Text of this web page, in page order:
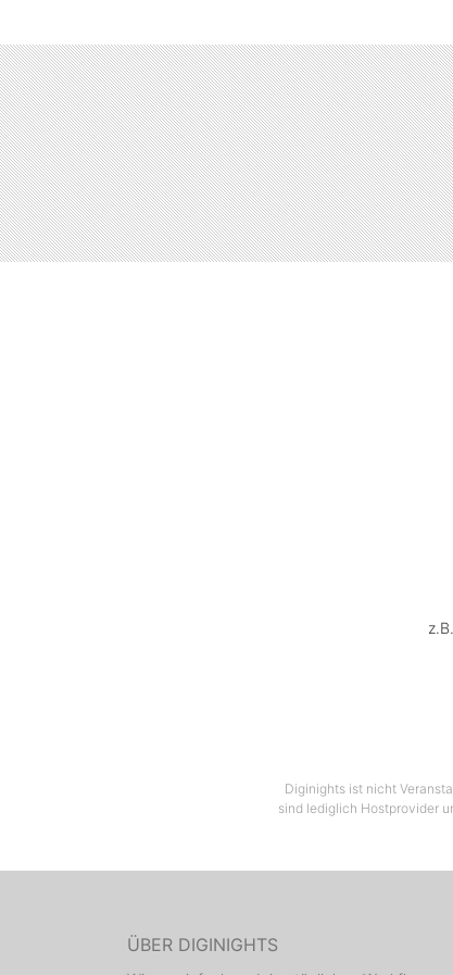
Diginights ist nicht
sind lediglich Hostprovider
ÜBER DIGINIGHTS